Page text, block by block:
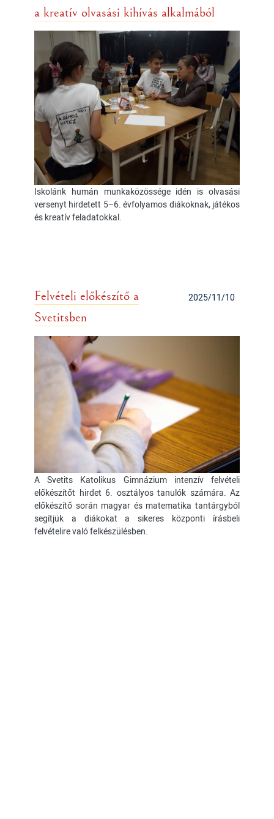
a kreatív olvasási kihívás alkalmából
Iskolánk humán munkaközössége idén is olvasási
versenyt hirdetett 5–6. évfolyamos diákoknak, játékos
és kreatív feladatokkal.
2025/11/10
Felvételi előkészítő a
Svetitsben
A Svetits Katolikus Gimnázium intenzív felvételi
előkészítőt hirdet 6. osztályos tanulók számára. Az
előkészítő során magyar és matematika tantárgyból
segítjük a diákokat a sikeres központi írásbeli
felvételire való felkészülésben.